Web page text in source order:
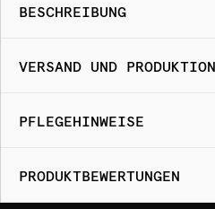
BESCHREIBUNG
VERSAND UND PRODUKTION
PFLEGEHINWEISE
PRODUKTBEWERTUNGEN